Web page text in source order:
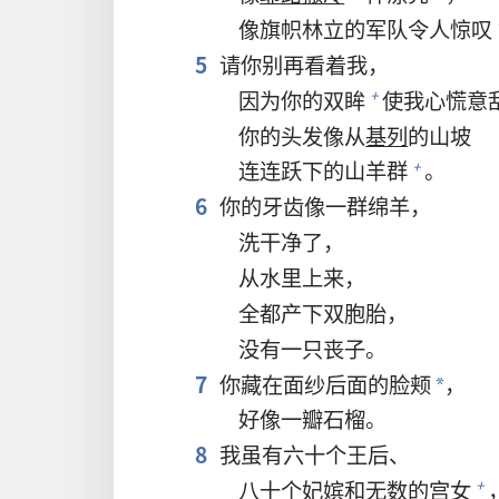
像旗帜林立的军队令人惊叹
5 请你别再看着我，
因为你的双眸 + 使我心慌意
你的头发像从基列的山坡
连连跃下的山羊群 + 。
6 你的牙齿像一群绵羊，
洗干净了，
从水里上来，
全都产下双胞胎，
没有一只丧子。
7 你藏在面纱后面的脸颊*，
好像一瓣石榴。
8 我虽有六十个王后、
八十个妃嫔和无数的宫女 + ，